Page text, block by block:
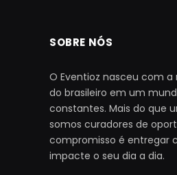
SOBRE NÓS
O Eventioz nasceu com a
do brasileiro em um
constantes. Mais do que
somos curadores de
compromisso é entregar
impacte o seu dia a dia.